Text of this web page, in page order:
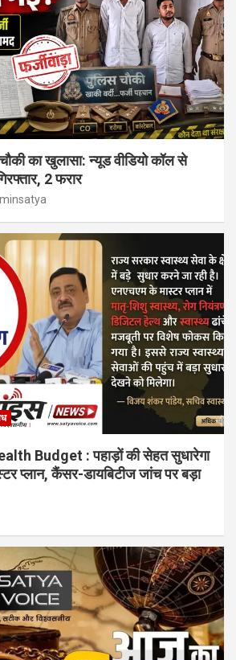
का खुलासा: न्यूड वीडियो कॉल से
2 फरार
Budget : पहाड़ों की सेहत सुधारेगा
प्लान, कैंसर-डायबिटीज जांच पर बड़ा